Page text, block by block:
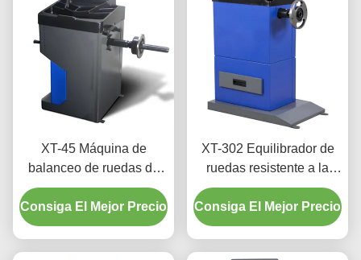
XT-45 Máquina de
balanceo de ruedas de
alta precisión 110V/220V
para reparación de
automóviles
Consiga El Mejor Precio
XT-302 Equilibrador de
ruedas resistente a la
corrosión para
motocicletas
Consiga El Mejor Precio